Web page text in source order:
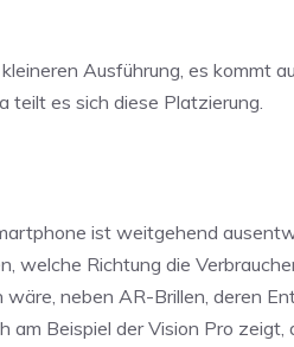
Ausführung, es kommt
teilt es sich diese Platzierung.
ist weitgehend
welche Richtung die
neben AR-Brillen, deren
Beispiel der Vision Pro zeigt,